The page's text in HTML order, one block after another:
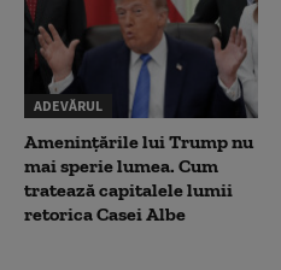
ADEVĂRUL
Amenințările lui Trump nu
mai sperie lumea. Cum
tratează capitalele lumii
retorica Casei Albe